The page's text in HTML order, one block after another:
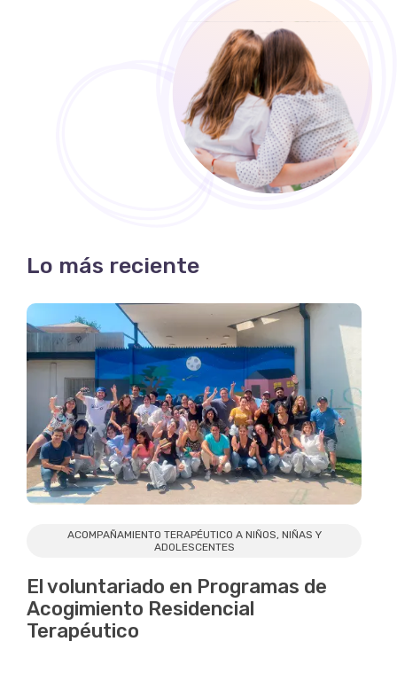
Lo más reciente
ACOMPAÑAMIENTO TERAPÉUTICO A NIÑOS, NIÑAS Y
ADOLESCENTES
El voluntariado en Programas de
Acogimiento Residencial
Terapéutico